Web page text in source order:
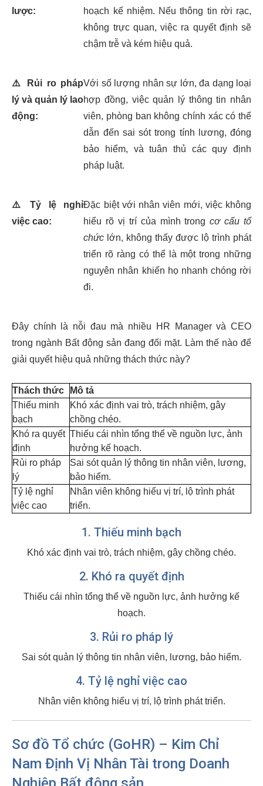
lược:
hoạch kế nhiệm. Nếu thông tin rời rạc,
không trực quan, việc ra quyết định sẽ
chậm trễ và kém hiệu quả.
⚠️
Rủi ro pháp
lý và quản lý lao
động:
Với số lượng nhân sự lớn, đa dạng loại
hợp đồng, việc quản lý thông tin nhân
viên, phòng ban không chính xác có thể
dẫn đến sai sót trong tính lương, đóng
bảo hiểm, và tuân thủ các quy định
pháp luật.
⚠️
Tỷ lệ nghỉ
việc cao:
Đặc biệt với nhân viên mới, việc không
hiểu rõ vị trí của mình trongcơ cấu tổ
chức lớn, không thấy được lộ trình phát
triển rõ ràng có thể là một trong những
nguyên nhân khiến họ nhanh chóng rời
đi.
Đây chính là nỗi đau mà nhiều HR Manager và CEO
trong ngành Bất động sản đang đối mặt. Làm thế nào để
giải quyết hiệu quả những thách thức này?
Thách thức
Mô tả
Thiếu minh
bạch
Khó xác định vai trò, trách nhiệm, gây
chồng chéo.
Khó ra quyết
định
Thiếu cái nhìn tổng thể về nguồn lực, ảnh
hưởng kế hoạch.
Rủi ro pháp
lý
Sai sót quản lý thông tin nhân viên, lương,
bảo hiểm.
Tỷ lệ nghỉ
việc cao
Nhân viên không hiểu vị trí, lộ trình phát
triển.
1. Thiếu minh bạch
Khó xác định vai trò, trách nhiệm, gây chồng chéo.
2. Khó ra quyết định
Thiếu cái nhìn tổng thể về nguồn lực, ảnh hưởng kế
hoạch.
3. Rủi ro pháp lý
Sai sót quản lý thông tin nhân viên, lương, bảo hiểm.
4. Tỷ lệ nghỉ việc cao
Nhân viên không hiểu vị trí, lộ trình phát triển.
Sơ đồ Tổ chức (GoHR) – Kim Chỉ
Nam Định Vị Nhân Tài trong Doanh